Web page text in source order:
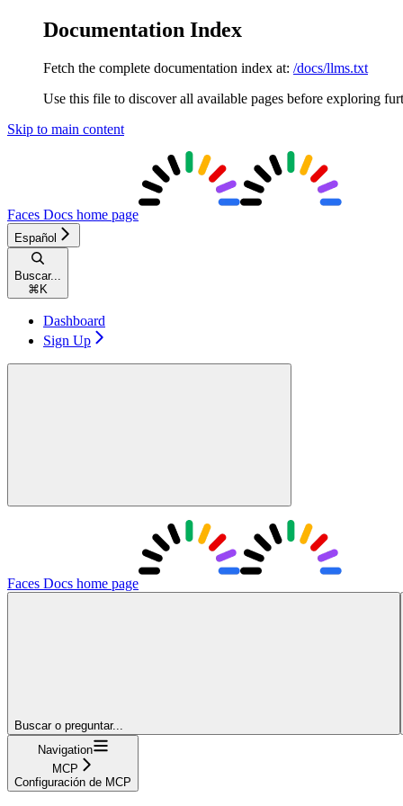
Documentation Index
Fetch the complete documentation index at: /docs/llms.txt
Use this file to discover all available pages before exploring
Skip to main content
Faces Docs home page
Español
Buscar...
⌘ K
Dashboard
Sign Up
Faces Docs home page
Buscar o preguntar...
Navigation
MCP
Configuración de MCP